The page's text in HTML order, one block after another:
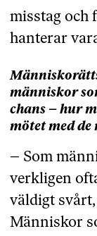
misstag och
hanterar
människor
chans – hur
mötet med
– Som
verkligen
väldigt
Människor